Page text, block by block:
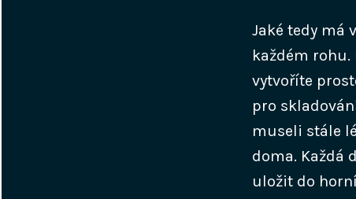
Jaké tedy má
každém
vytvoříte
pro
museli stále
doma. Každá
uložit do